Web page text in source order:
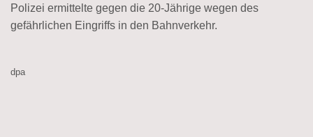
Polizei ermittelte gegen die 20-Jährige wegen des
gefährlichen Eingriffs in den Bahnverkehr.
dpa